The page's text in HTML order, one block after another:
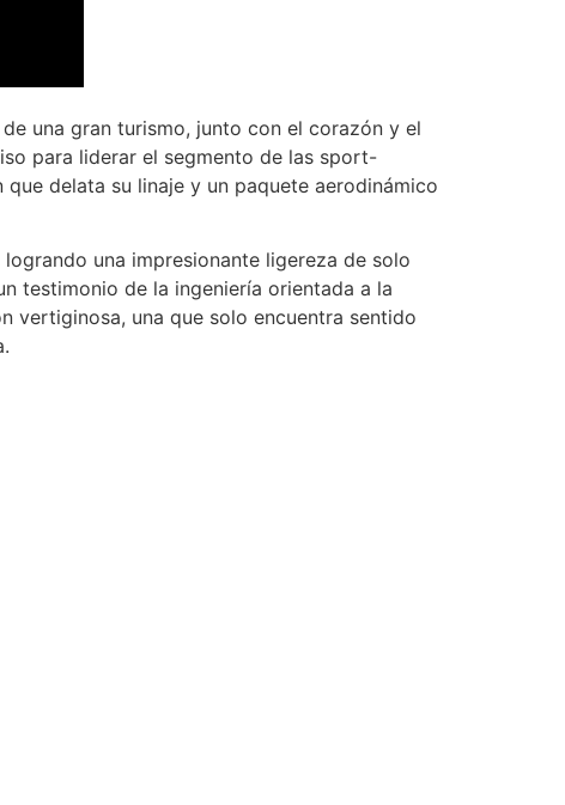
una gran turismo, junto con el corazón y el
para liderar el segmento de las sport-
delata su linaje y un paquete aerodinámico
una impresionante ligereza de solo
testimonio de la ingeniería orientada a la
vertiginosa, una que solo encuentra sentido